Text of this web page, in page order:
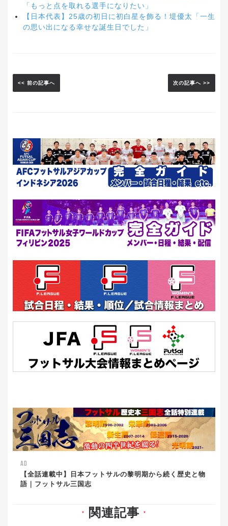
「もっと点を取れる選手になりたい」
【日本代表】25歳の初日に初白星を飾る！堤優太「一生
の思い出になる幸せな誕生日でした」
<< 前の記事へ 次の記事へ >>
AD
【全話連載中】日本フットサルの黎明期から続く歴史と物
語｜フットサル三国志
▼ 関連記事 ▼